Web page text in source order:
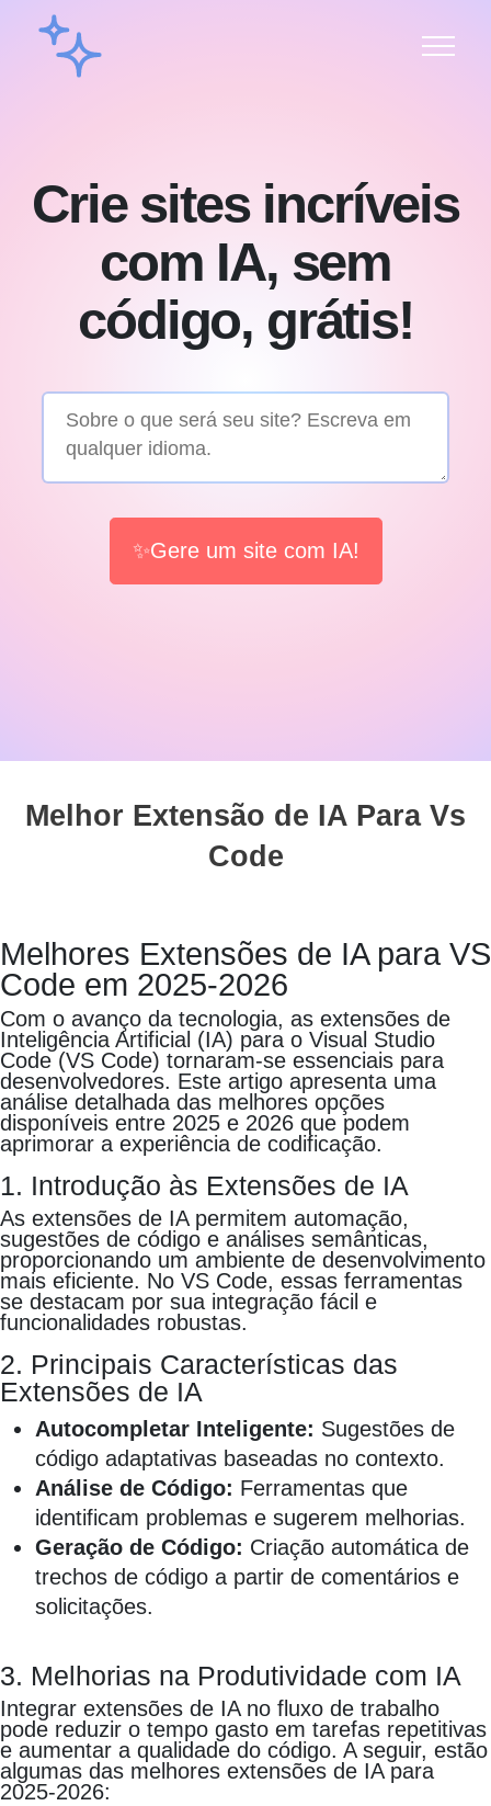
Crie sites incríveis
com IA, sem
código, grátis!
✨Gere um site com IA!
Melhor Extensão de IA Para Vs
Code
Melhores Extensões de IA para VS
Code em 2025-2026
Com o avanço da tecnologia, as extensões de
Inteligência Artificial (IA) para o Visual Studio
Code (VS Code) tornaram-se essenciais para
desenvolvedores. Este artigo apresenta uma
análise detalhada das melhores opções
disponíveis entre 2025 e 2026 que podem
aprimorar a experiência de codificação.
1. Introdução às Extensões de IA
As extensões de IA permitem automação,
sugestões de código e análises semânticas,
proporcionando um ambiente de desenvolvimento
mais eficiente. No VS Code, essas ferramentas
se destacam por sua integração fácil e
funcionalidades robustas.
2. Principais Características das
Extensões de IA
Autocompletar Inteligente: Sugestões de
código adaptativas baseadas no contexto.
Análise de Código: Ferramentas que
identificam problemas e sugerem melhorias.
Geração de Código: Criação automática de
trechos de código a partir de comentários e
solicitações.
3. Melhorias na Produtividade com IA
Integrar extensões de IA no fluxo de trabalho
pode reduzir o tempo gasto em tarefas repetitivas
e aumentar a qualidade do código. A seguir, estão
algumas das melhores extensões de IA para
2025-2026: